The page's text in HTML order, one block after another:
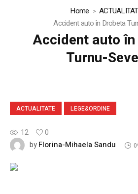
Home
Accident auto în Drobeta
Accident auto
Turnu-
ACTUALITATE LEGE&ORDINE
12
0
byFlorina-Mihaela Sandu